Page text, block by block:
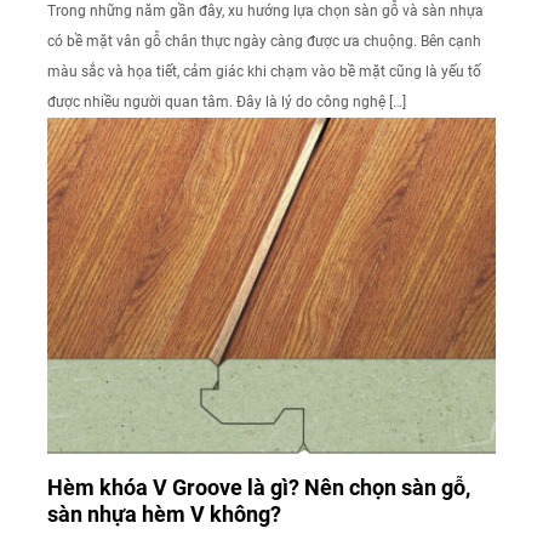
Trong những năm gần đây, xu hướng lựa chọn sàn gỗ và sàn nhựa
có bề mặt vân gỗ chân thực ngày càng được ưa chuộng. Bên cạnh
màu sắc và họa tiết, cảm giác khi chạm vào bề mặt cũng là yếu tố
được nhiều người quan tâm. Đây là lý do công nghệ […]
Hèm khóa V Groove là gì? Nên chọn sàn gỗ,
sàn nhựa hèm V không?